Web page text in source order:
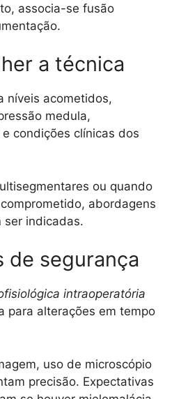
associa-se fusão
a técnica
níveis acometidos,
medula,
condições clínicas dos
ou quando
abordagens
ser indicadas.
de segurança
intraoperatória
para alterações em tempo
uso de microscópio
precisão. Expectativas